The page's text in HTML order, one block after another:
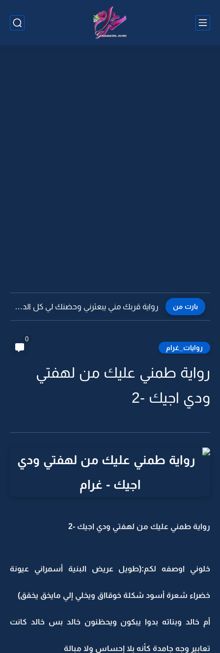
بارت من رواية قربك مني يبعثرني وحضنك لي كل الدفا -3
روايات_غرام
0
رواية طمني عليك من لهفتي
ودي اجيك -2
رواية طمني عليك من لهفتي ودي اجيك -2
خلوني اوصفه لكم:(طويل عريض البنية أسمراني عيونة
خضراء شعرة أسود شكلة خوقااق ويخلي إلي مايخق يخقق)
أم خالد وبناته بدوا يبكون ويحظنون خالد بس خالد كانت
تعابير وجه جامدة كأنه بلا إحساس ولا مبالة